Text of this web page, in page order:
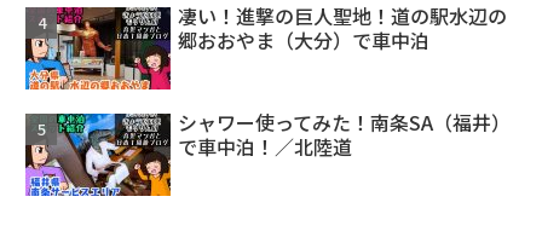
凄い！進撃の巨人聖地！道の駅水辺の
郷おおやま（大分）で車中泊
シャワー使ってみた！南条SA（福井）
で車中泊！／北陸道